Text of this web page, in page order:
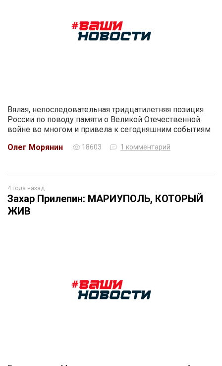
Вялая, непоследовательная тридцатилетняя позиция
России по поводу памяти о Великой Отечественной
войне во многом и привела к сегодняшним событиям
Олег Морянин
18603 1 комментарий
4 года назад
Захар Прилепин: МАРИУПОЛЬ, КОТОРЫЙ
ЖИВ